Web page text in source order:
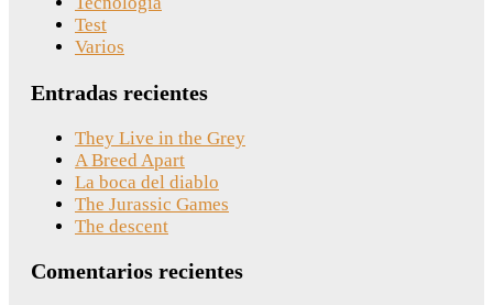
Test
Varios
Entradas recientes
They Live in the Grey
A Breed Apart
La boca del diablo
The Jurassic Games
The descent
Comentarios recientes